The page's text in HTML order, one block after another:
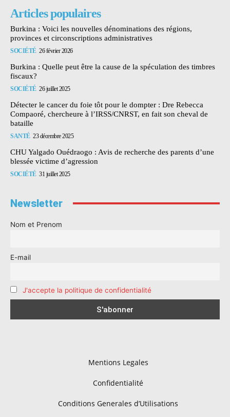
Articles populaires
Burkina : Voici les nouvelles dénominations des régions,
provinces et circonscriptions administratives
SOCIÉTÉ 26 février 2026
Burkina : Quelle peut être la cause de la spéculation des timbres
fiscaux?
SOCIÉTÉ 26 juillet 2025
Détecter le cancer du foie tôt pour le dompter : Dre Rebecca
Compaoré, chercheure à l’IRSS/CNRST, en fait son cheval de
bataille
SANTÉ 23 décembre 2025
CHU Yalgado Ouédraogo : Avis de recherche des parents d’une
blessée victime d’agression
SOCIÉTÉ 31 juillet 2025
Newsletter
Nom et Prenom
E-mail
J'accepte la politique de confidentialité
Mentions Legales
Confidentialité
Conditions Generales d’Utilisations